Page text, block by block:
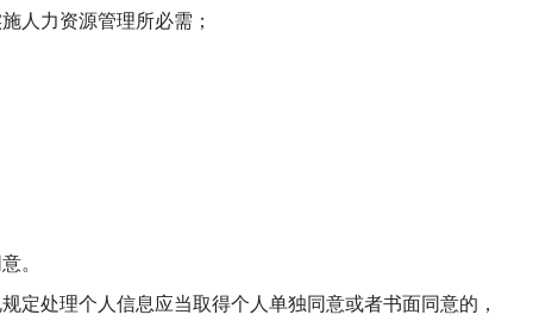
人力资源管理所必需；
。
处理个人信息应当取得个人单独同意或者书面同意的，